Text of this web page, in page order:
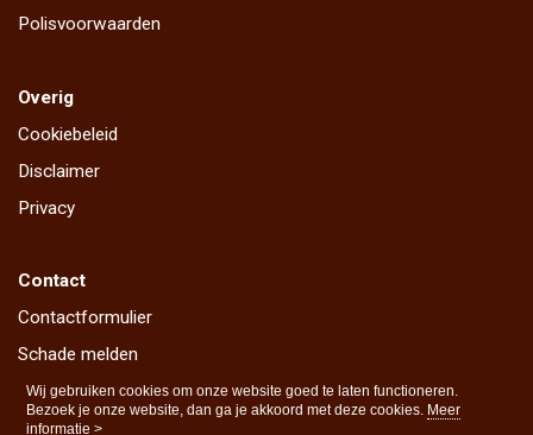
Wij gebruiken cookies om onze website goed te laten functioneren.
Bezoek je onze website, dan ga je akkoord met deze cookies. Meer
informatie >
Polisvoorwaarden
Overig
Cookiebeleid
Disclaimer
Privacy
Contact
Contactformulier
Schade melden
Wijziging doorgeven